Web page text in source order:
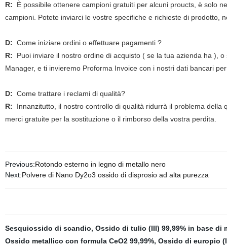
R:
È possibile ottenere campioni gratuiti per alcuni proucts, è solo
campioni. Potete inviarci le vostre specifiche e richieste di prodotto,
D: Come iniziare ordini o effettuare pagamenti ?
R:
Puoi inviare il nostro ordine di acquisto ( se la tua azienda ha ),
Manager, e ti invieremo Proforma Invoice con i nostri dati bancari
D: Come trattare i reclami di qualità?
R:
Innanzitutto, il nostro controllo di qualità ridurrà il problema
merci gratuite per la sostituzione o il rimborso della vostra perdita.
Previous:Rotondo esterno in legno di metallo nero
Next:Polvere di Nano Dy2o3 ossido di disprosio ad alta purezza
Sesquiossido di scandio, Ossido di tulio (III) 99,99% in base di
Ossido metallico con formula CeO2 99,99%, Ossido di europio